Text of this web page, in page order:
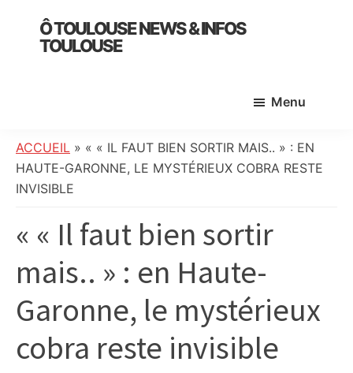
primary
Ô TOULOUSE NEWS & INFOS
TOULOUSE
:
info
locale,
culture,
politique,
météo,
divers
initiatives
Menu
ACCUEIL » « « IL FAUT BIEN SORTIR MAIS.. » : EN
HAUTE-GARONNE, LE MYSTÉRIEUX COBRA RESTE
INVISIBLE
« « Il faut bien sortir
mais.. » : en Haute-
Garonne, le mystérieux
cobra reste invisible